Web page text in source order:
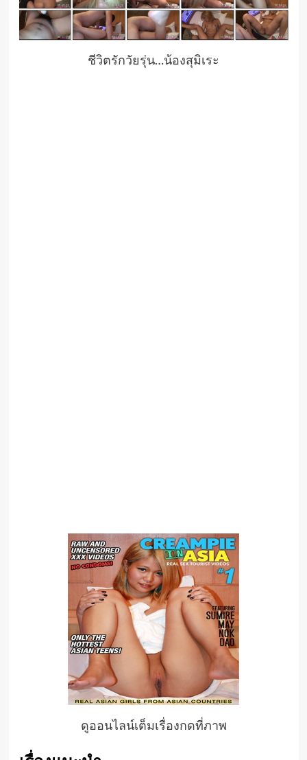
ชีวิตรักวัยรุ่น…น้องสุมิเระ
ดูออนไลน์เต็มเรื่องกดที่ภาพ